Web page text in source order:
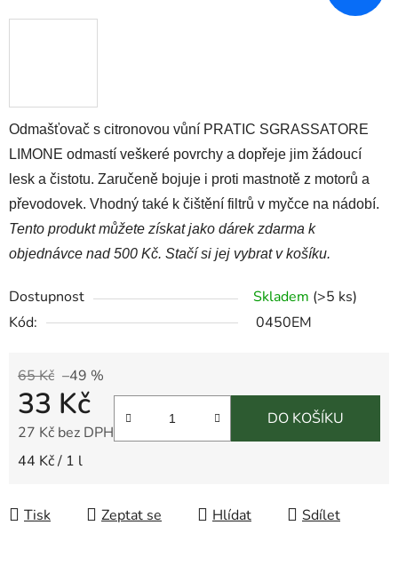
Odmašťovač s citronovou vůní PRATIC SGRASSATORE
LIMONE odmastí veškeré povrchy a dopřeje jim žádoucí
lesk a čistotu. Zaručeně bojuje i proti mastnotě z motorů a
převodovek. Vhodný také k čištění filtrů v myčce na nádobí.
Tento produkt můžete získat jako dárek zdarma k
objednávce nad 500 Kč. Stačí si jej vybrat v košíku.
Dostupnost Skladem (>5 ks)
Kód:
0450EM
65 Kč –49 %
33 Kč
27 Kč bez DPH
Měrná cena:
44 Kč / 1 l
DO KOŠÍKU
Tisk Zeptat se Hlídat Sdílet